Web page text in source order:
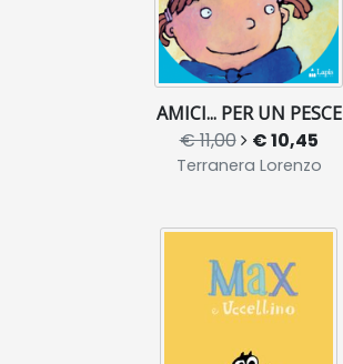
AMICI... PER UN PESCE
€ 11,00 € 10,45
Terranera Lorenzo